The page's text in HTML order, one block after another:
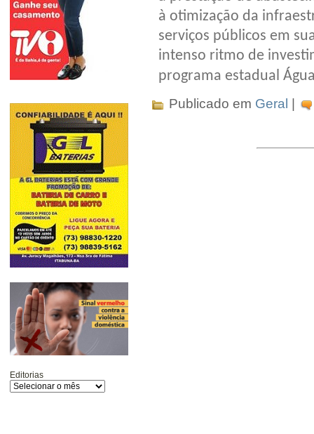
Editorias
à otimização da
serviços públicos em
intenso ritmo de
programa estadual
Publicado em Geral